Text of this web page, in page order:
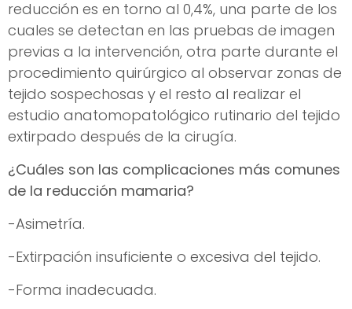
reducción es en torno al 0,4%, una parte de los
cuales se detectan en las pruebas de imagen
previas a la intervención, otra parte durante el
procedimiento quirúrgico al observar zonas de
tejido sospechosas y el resto al realizar el
estudio anatomopatológico rutinario del tejido
extirpado después de la cirugía.
¿Cuáles son las complicaciones más comunes
de la reducción mamaria?
-Asimetría.
-Extirpación insuficiente o excesiva del tejido.
-Forma inadecuada.